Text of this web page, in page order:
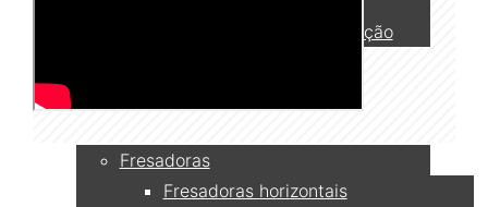
Acessórios e Peças de Reposição
Fresadoras
Fresadoras horizontais